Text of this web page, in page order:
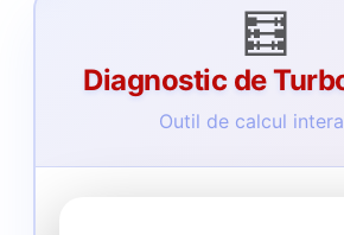
🧮
Diagnostic de
Outil de calcul